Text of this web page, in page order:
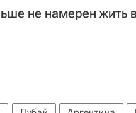
не намерен жить в